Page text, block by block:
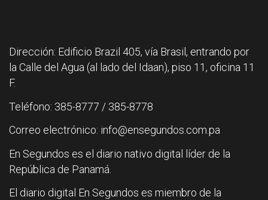
Dirección: Edificio Brazil 405, vía Brasil, entrando por
la Calle del Agua (al lado del Idaan), piso 11, oficina 11
F.
Teléfono: 385-8777 / 385-8778
Correo electrónico: info@ensegundos.com.pa
En Segundos es el diario nativo digital líder de la
República de Panamá.
El diario digital En Segundos es miembro de la